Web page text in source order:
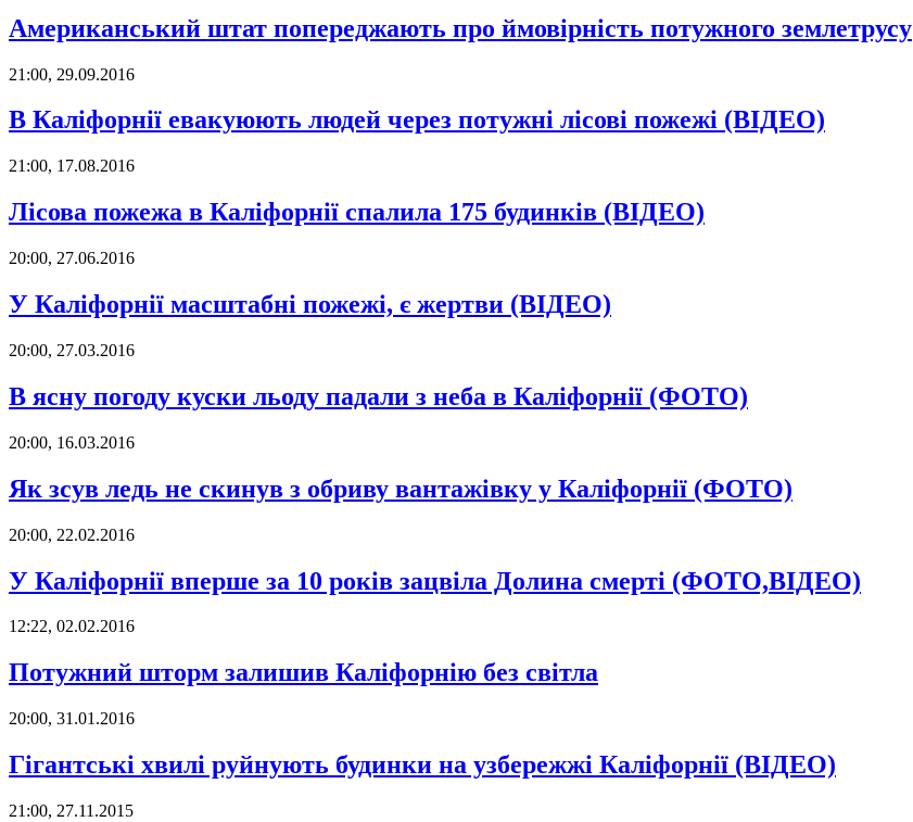
Американський штат попереджають про ймовірність потужного землетрусу
21:00, 29.09.2016
В Каліфорнії евакуюють людей через потужні лісові пожежі (ВІДЕО)
21:00, 17.08.2016
Лісова пожежа в Каліфорнії спалила 175 будинків (ВІДЕО)
20:00, 27.06.2016
У Каліфорнії масштабні пожежі, є жертви (ВІДЕО)
20:00, 27.03.2016
В ясну погоду куски льоду падали з неба в Каліфорнії (ФОТО)
20:00, 16.03.2016
Як зсув ледь не скинув з обриву вантажівку у Каліфорнії (ФОТО)
20:00, 22.02.2016
У Каліфорнії вперше за 10 років зацвіла Долина смерті (ФОТО,ВІДЕО)
12:22, 02.02.2016
Потужний шторм залишив Каліфорнію без світла
20:00, 31.01.2016
Гігантські хвилі руйнують будинки на узбережжі Каліфорнії (ВІДЕО)
21:00, 27.11.2015